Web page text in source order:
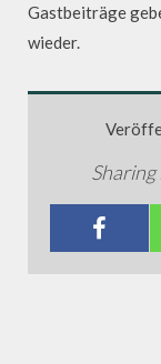
Gastbeiträge
wieder.
Sharing